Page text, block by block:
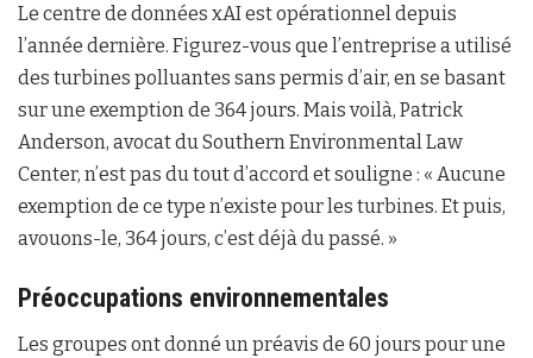
Le centre de données xAI est opérationnel depuis
l’année dernière. Figurez-vous que l’entreprise a utilisé
des turbines polluantes sans permis d’air, en se basant
sur une exemption de 364 jours. Mais voilà, Patrick
Anderson, avocat du Southern Environmental Law
Center, n’est pas du tout d’accord et souligne : « Aucune
exemption de ce type n’existe pour les turbines. Et puis,
avouons-le, 364 jours, c’est déjà du passé. »
Préoccupations environnementales
Les groupes ont donné un préavis de 60 jours pour une